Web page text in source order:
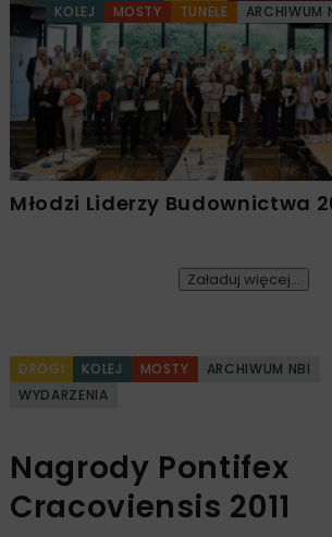
KOLEJ
MOSTY TUNELE ARCHIWUM
Młodzi Liderzy Budownictwa
Załaduj więcej...
DROGI KOLEJ MOSTY
ARCHIWUM NBI
WYDARZENIA
Nagrody Pontifex
Cracoviensis 2011